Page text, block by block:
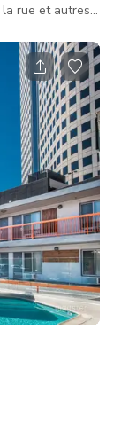
rue et autres
et prises
- Espace
garde-robe -
green room